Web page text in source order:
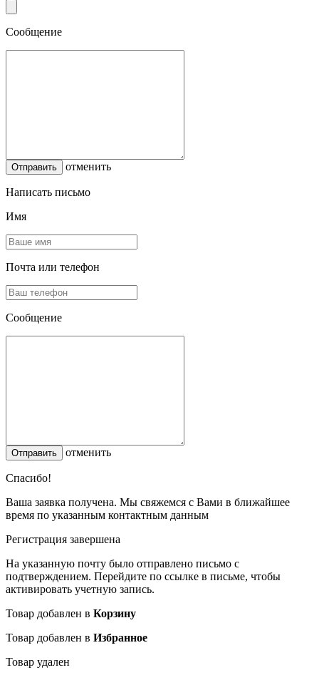
Сообщение
отменить
Написать письмо
Имя
Почта или телефон
Сообщение
отменить
Спасибо!
Ваша заявка получена. Мы свяжемся с Вами в ближайшее
время по указанным контактным данным
Регистрация завершена
На указанную почту было отправлено письмо с
подтверждением. Перейдите по ссылке в письме, чтобы
активировать учетную запись.
Товар добавлен в Корзину
Товар добавлен в Избранное
Товар удален